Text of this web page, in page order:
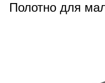
Полотно для